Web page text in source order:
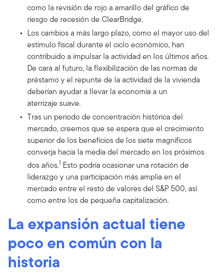
como la revisión de rojo a amarillo del gráfico de
riesgo de recesión de ClearBridge.
Los cambios a más largo plazo, como el mayor uso del
estímulo fiscal durante el ciclo económico, han
contribuido a impulsar la actividad en los últimos años.
De cara al futuro, la flexibilización de las normas de
préstamo y el repunte de la actividad de la vivienda
deberían ayudar a llevar la economía a un
aterrizaje suave.
Tras un periodo de concentración histórica del
mercado, creemos que se espera que el crecimiento
superior de los beneficios de los siete magníficos
converja hacia la media del mercado en los próximos
dos años.1 Esto podría ocasionar una rotación de
liderazgo y una participación más amplia en el
mercado entre el resto de valores del S&P 500, así
como entre los de pequeña capitalización.
La expansión actual tiene
poco en común con la
historia